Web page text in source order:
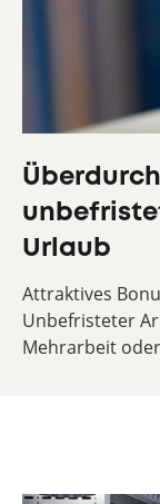
Urlaub
Attraktives
Unbefristeter
Mehrarbeit